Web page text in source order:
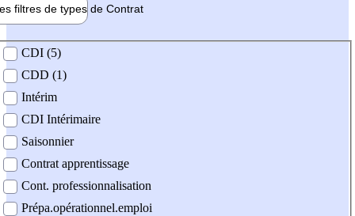
filtres de types de Contrat
contrat
CDI (5)
CDD (1)
Intérim
CDI Intérimaire
Saisonnier
Contrat apprentissage
Cont. professionnalisation
Prépa.opérationnel.emploi